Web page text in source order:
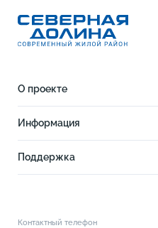
О проекте
Инфраструктура
Благоустройство
Информация
Поддержка
О компании
Контактный телефон